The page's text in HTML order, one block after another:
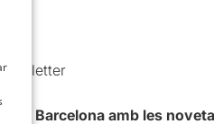
Barcelona amb les